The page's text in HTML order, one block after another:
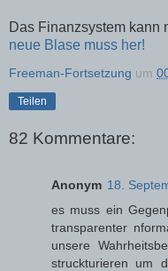
Das Finanzsystem kann
neue Blase muss her!
Freeman-Fortsetzung um
Teilen
82 Kommentare:
Anonym 18.
es muss ein
transparenter
unsere
struckturieren um